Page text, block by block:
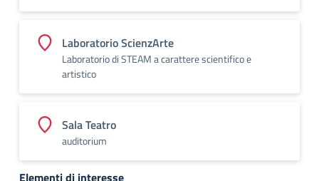
Laboratorio ScienzArte
Laboratorio di STEAM a carattere scientifico e
artistico
Sala Teatro
auditorium
Elementi di interesse